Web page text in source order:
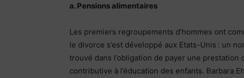
a. Pensions alimentaires
Les premiers regroupements d’hommes ont
le divorce s’est développé aux Etats-Unis : un
trouvé dans l’obligation de payer une
contributive à l’éducation des enfants. Barbara